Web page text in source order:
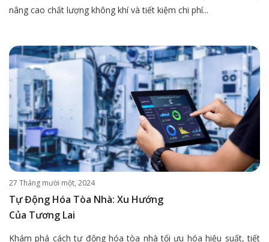
nâng cao chất lượng không khí và tiết kiệm chi phí...
27 Tháng mười một, 2024
Tự Động Hóa Tòa Nhà: Xu Hướng
Của Tương Lai
Khám phá cách tự động hóa tòa nhà tối ưu hóa hiệu suất, tiết